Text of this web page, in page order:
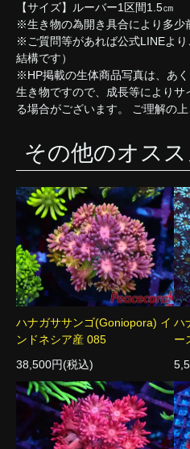
【サイズ】ルーバー1区間1.5㎝
※生き物の為開き具合により多少
※ご質問等があれば公式LINEよ
結構です）
※HP掲載の生体商品写真は、あく
生き物ですので、成長等により
る場合がございます。 ご理解の上
その他のオス
ハナガササンゴ(Goniopora) イ
ンドネシア産 085
38,500円(税込)
ハ
ー